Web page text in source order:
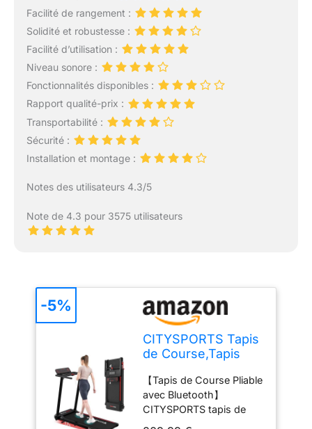
Facilité de rangement :
Solidité et robustesse :
Facilité d’utilisation :
Niveau sonore :
Fonctionnalités disponibles :
Rapport qualité-prix :
Transportabilité :
Sécurité :
Installation et montage :
Notes des utilisateurs 4.3/5
Note de 4.3 pour 3575 utilisateurs
CITYSPORTS Tapis
de Course,Tapis
km/h,avec
Affichage LED,APP
et 360° Tablet
【Tapis de Course Pliable
avec Bluetooth】
CITYSPORTS tapis de
course est une marque
-5%